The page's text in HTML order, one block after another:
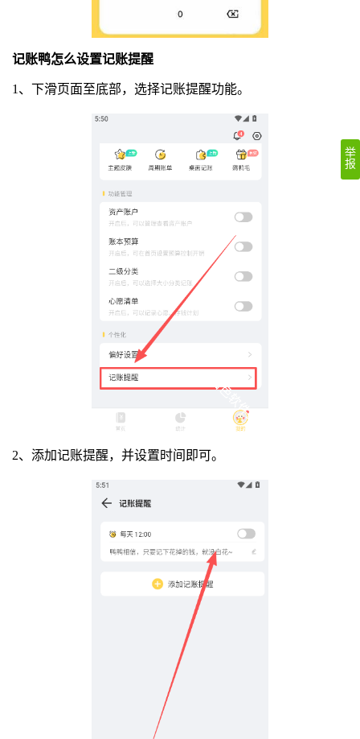
记账鸭怎么设置记账提醒
1、下滑页面至底部，选择记账提醒功能。
2、添加记账提醒，并设置时间即可。
举
报